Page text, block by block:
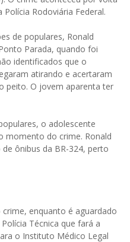
Rodoviária Federal.
de populares, Ronald
Parada, quando foi
identificados que o
atirando e acertaram
peito. O jovem aparenta ter
o adolescente
momento do crime. Ronald
ônibus da BR-324, perto
enquanto é aguardado
Técnica que fará a
o Instituto Médico Legal